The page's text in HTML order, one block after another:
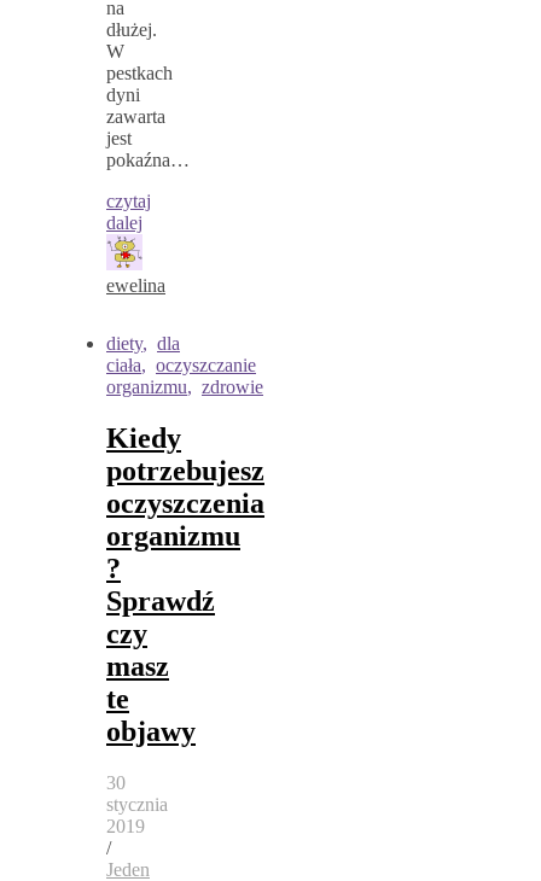
na
dłużej.
W
pestkach
dyni
zawarta
jest
pokaźna…
czytaj
dalej
ewelina
diety, dla
ciała, oczyszczanie
organizmu, zdrowie
Kiedy
potrzebujesz
oczyszczenia
organizmu
?
Sprawdź
czy
masz
te
objawy
30
stycznia
2019
/
Jeden